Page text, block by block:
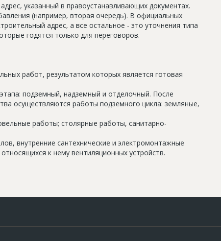
указанный в правоустанавливающих документах.
(например, вторая очередь). В официальных
адрес, а все остальное - это уточнения типа
годятся только для переговоров.
работ, результатом которых является готовая
подземный, надземный и отделочный. После
осуществляются работы подземного цикла: земляные,
работы; столярные работы, санитарно-
внутренние сантехнические и электромонтажные
к нему вентиляционных устройств.